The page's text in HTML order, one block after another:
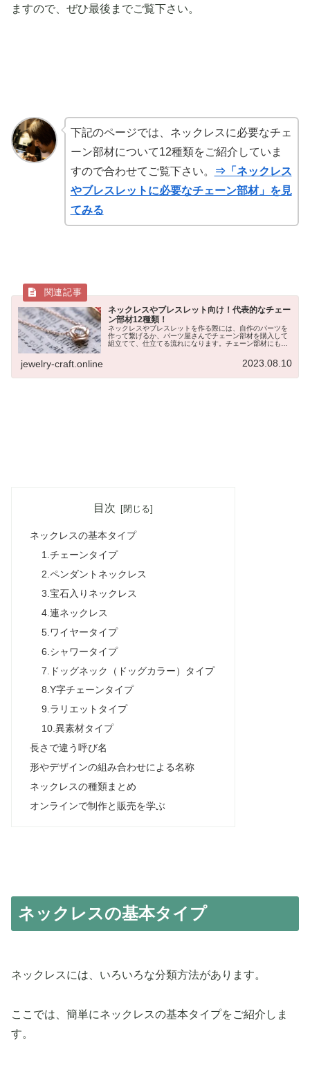
ますので、ぜひ最後までご覧下さい。
下記のページでは、ネックレスに必要なチェ
ーン部材について12種類をご紹介していま
すので合わせてご覧下さい。
⇒「ネックレス
やブレスレットに必要なチェーン部材」を見
てみる
ネックレスやブレスレット向け！代表的なチェー
ン部材12種類！
ネックレスやブレスレットを作る際には、自作のパーツを
作って繋げるか、パーツ屋さんでチェーン部材を購入して
組立てて、仕立てる流れになります。チェーン部材にも
jewelry-craft.online 2023.08.10
目次
ネックレスの基本タイプ
1.チェーンタイプ
2.ペンダントネックレス
3.宝石入りネックレス
4.連ネックレス
5.ワイヤータイプ
6.シャワータイプ
7.ドッグネック（ドッグカラー）タイプ
8.Y字チェーンタイプ
9.ラリエットタイプ
10.異素材タイプ
長さで違う呼び名
形やデザインの組み合わせによる名称
ネックレスの種類まとめ
オンラインで制作と販売を学ぶ
ネックレスの基本タイプ
ネックレスには、いろいろな分類方法があります。
ここでは、簡単にネックレスの基本タイプをご紹介しま
す。